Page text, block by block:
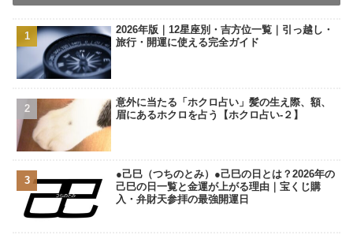
2026年版｜12星座別・吉方位一覧｜引っ越し・
旅行・開運に使える完全ガイド
意外に当たる「ホクロ占い」髪の生え際、額、
眉にあるホクロを占う【ホクロ占い‐２】
●己巳（つちのとみ）●己巳の日とは？2026年の
己巳の日一覧と金運が上がる理由｜宝くじ購
入・弁財天参拝の最強開運日